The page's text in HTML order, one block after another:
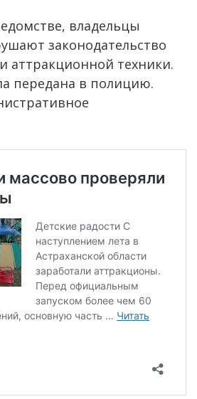
владельцы
законодательство
аттракционной техники.
передана в полицию.